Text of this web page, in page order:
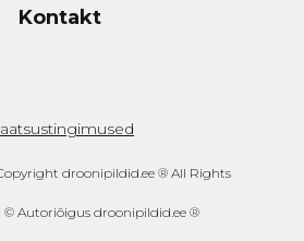
Kontakt
droonipildid.ee ® All Rights
Autoriõigus droonipildid.ee ®